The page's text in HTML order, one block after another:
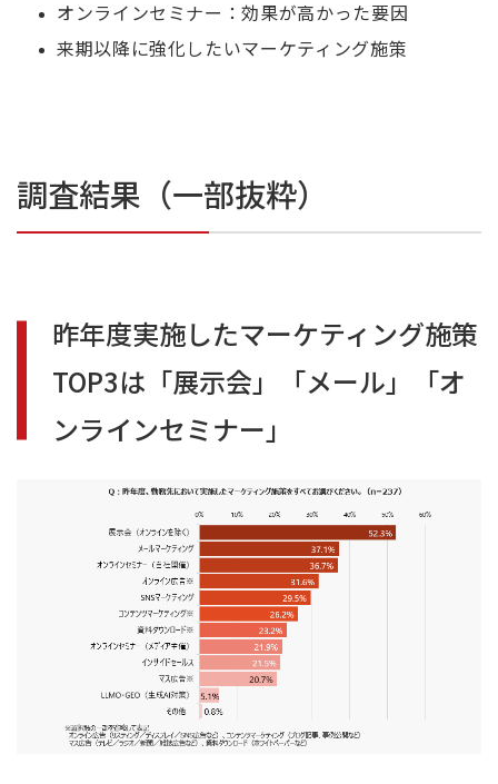
オンラインセミナー：効果が高かった要因
来期以降に強化したいマーケティング施策
調査結果（一部抜粋）
昨年度実施したマーケティング施策
TOP3は「展示会」「メール」「オ
ンラインセミナー」